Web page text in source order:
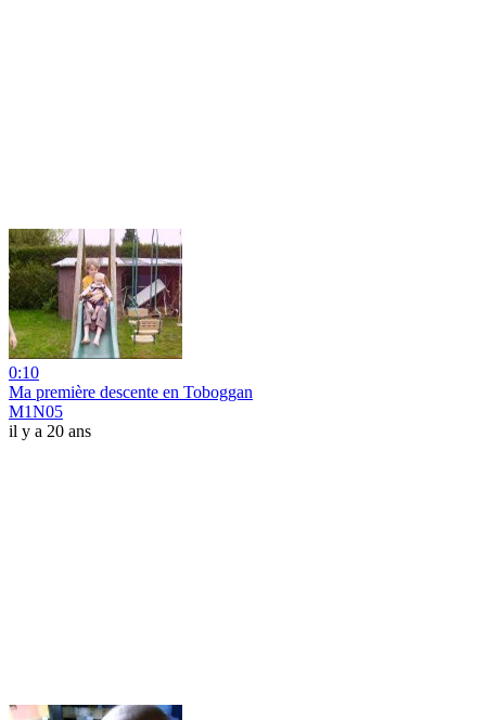
0:10
Ma première descente en Toboggan
M1N05
il y a 20 ans